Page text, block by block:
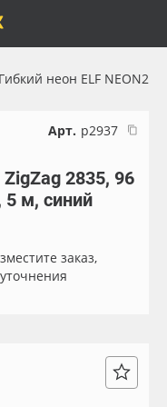
Гибкий неон ELF NEON2
Арт. р2937
2835, 96
5 м, синий
заказ,